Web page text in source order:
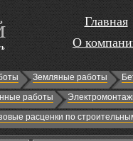
Главная
О
Земляные работы
работы
расценки по